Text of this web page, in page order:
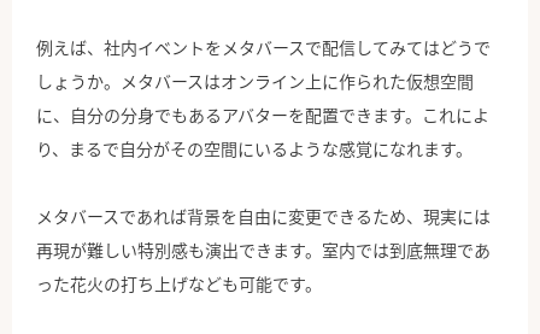
例えば、社内イベントをメタバースで配信してみてはどうで
しょうか。メタバースはオンライン上に作られた仮想空間
に、自分の分身でもあるアバターを配置できます。これによ
り、まるで自分がその空間にいるような感覚になれます。
メタバースであれば背景を自由に変更できるため、現実には
再現が難しい特別感も演出できます。室内では到底無理であ
った花火の打ち上げなども可能です。